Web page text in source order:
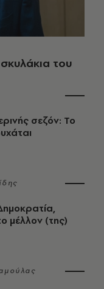
του
σεζόν: Το
μέλλον (της)